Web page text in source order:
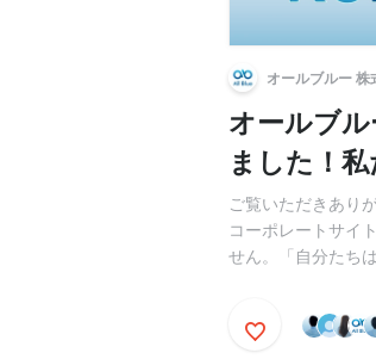
オールブルー 株
オールブ
ました！
ご覧いただきあり
コーポレートサイ
せん。「自分たち